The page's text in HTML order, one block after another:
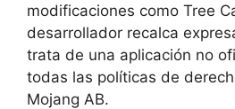
modificaciones como Tree
desarrollador recalca
trata de una aplicación no
todas las políticas de
Mojang AB.